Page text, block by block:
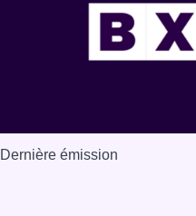
Dernière émission